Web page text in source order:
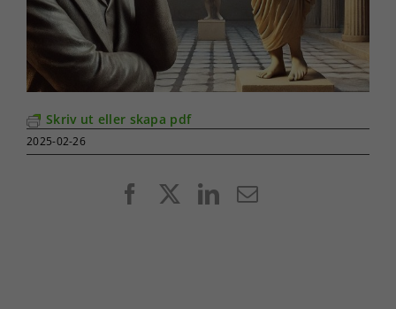
Skriv ut eller skapa pdf
2025-02-26
FacebookLinkedIn
E-